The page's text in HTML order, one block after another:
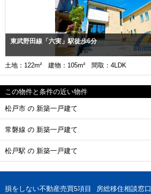
東武野田線「六実」駅徒歩6分
土地：122m² 建物：105m² 間取：4LDK
この物件と条件の近い物件
松戸市 の 新築一戸建て
常磐線 の 新築一戸建て
松戸駅 の 新築一戸建て
損をしない不動産売買5項目 房総移住相談窓口